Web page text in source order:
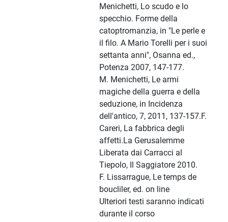
Menichetti, Lo scudo e lo
specchio. Forme della
catoptromanzia, in "Le perle e
il filo. A Mario Torelli per i suoi
settanta anni", Osanna ed.,
Potenza 2007, 147-177.
M. Menichetti, Le armi
magiche della guerra e della
seduzione, in Incidenza
dell'antico, 7, 2011, 137-157.F.
Careri, La fabbrica degli
affetti.La Gerusalemme
Liberata dai Carracci al
Tiepolo, Il Saggiatore 2010.
F. Lissarrague, Le temps de
boucliler, ed. on line
Ulteriori testi saranno indicati
durante il corso